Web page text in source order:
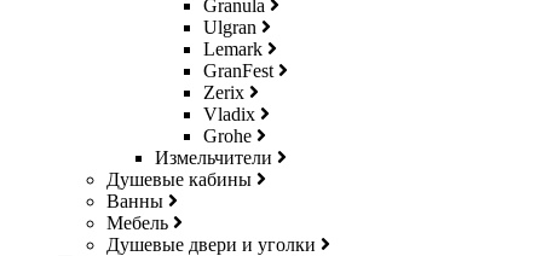
Granula
Ulgran
Lemark
GranFest
Zerix
Vladix
Grohe
Измельчители
Душевые кабины
Ванны
Мебель
Душевые двери и уголки